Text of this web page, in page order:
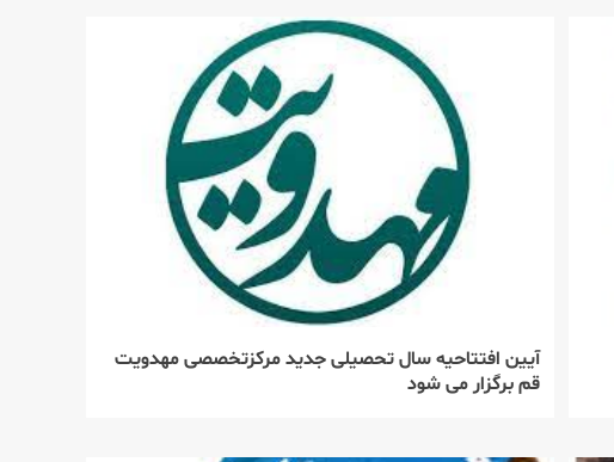
میلیونی رهبر شهید
۳
زمینه‌سازی ظهور در آینه‌ی
یک بدرقه‌ی تاریخی
آیین افتتاحیه سال تحصیلی جدید مرکزتخصصی مهدویت
قم برگزار می شود